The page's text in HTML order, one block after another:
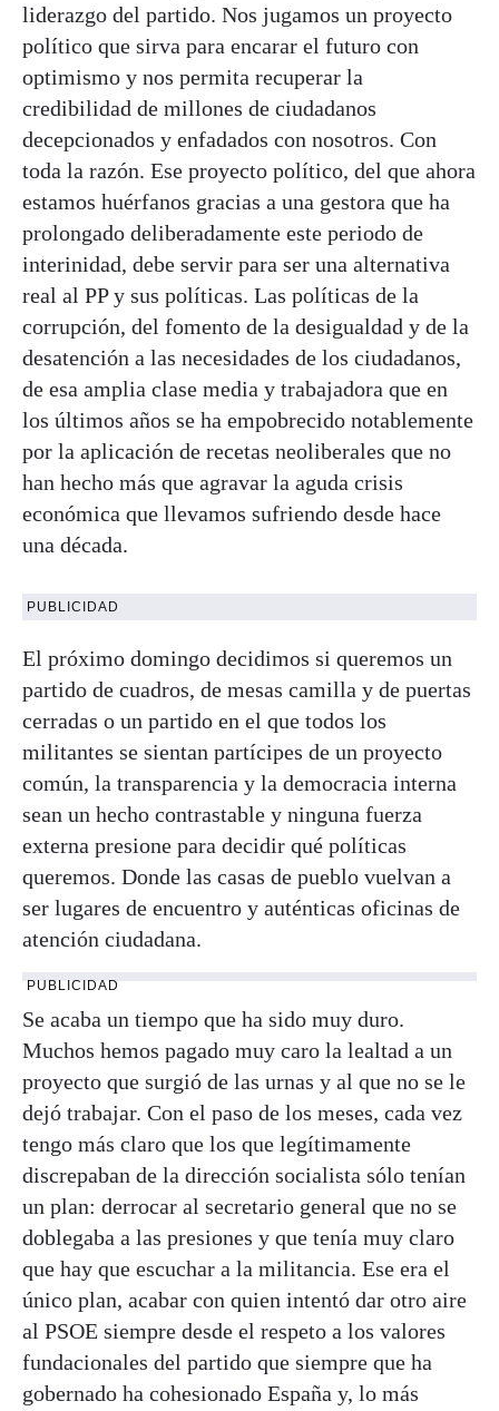
liderazgo del partido. Nos jugamos un proyecto
político que sirva para encarar el futuro con
optimismo y nos permita recuperar la
credibilidad de millones de ciudadanos
decepcionados y enfadados con nosotros. Con
toda la razón. Ese proyecto político, del que ahora
estamos huérfanos gracias a una gestora que ha
prolongado deliberadamente este periodo de
interinidad, debe servir para ser una alternativa
real al PP y sus políticas. Las políticas de la
corrupción, del fomento de la desigualdad y de la
desatención a las necesidades de los ciudadanos,
de esa amplia clase media y trabajadora que en
los últimos años se ha empobrecido notablemente
por la aplicación de recetas neoliberales que no
han hecho más que agravar la aguda crisis
económica que llevamos sufriendo desde hace
una década.
PUBLICIDAD
El próximo domingo decidimos si queremos un
partido de cuadros, de mesas camilla y de puertas
cerradas o un partido en el que todos los
militantes se sientan partícipes de un proyecto
común, la transparencia y la democracia interna
sean un hecho contrastable y ninguna fuerza
externa presione para decidir qué políticas
queremos. Donde las casas de pueblo vuelvan a
ser lugares de encuentro y auténticas oficinas de
atención ciudadana.
PUBLICIDAD
Se acaba un tiempo que ha sido muy duro.
Muchos hemos pagado muy caro la lealtad a un
proyecto que surgió de las urnas y al que no se le
dejó trabajar. Con el paso de los meses, cada vez
tengo más claro que los que legítimamente
discrepaban de la dirección socialista sólo tenían
un plan: derrocar al secretario general que no se
doblegaba a las presiones y que tenía muy claro
que hay que escuchar a la militancia. Ese era el
único plan, acabar con quien intentó dar otro aire
al PSOE siempre desde el respeto a los valores
fundacionales del partido que siempre que ha
gobernado ha cohesionado España y, lo más